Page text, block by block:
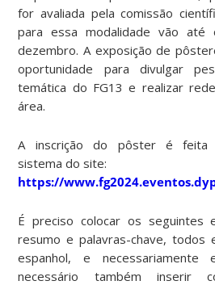
for avaliada pela comissão
para essa modalidade vão até
dezembro. A exposição de
oportunidade para divulgar
temática do FG13 e realizar
área.
A inscrição do pôster é feita
sistema do site:
https://
É preciso colocar os seguintes
resumo e palavras-chave, todos
espanhol, e necessariamente
necessário também inserir